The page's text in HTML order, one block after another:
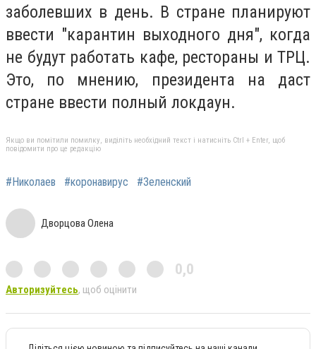
заболевших в день. В стране планируют
ввести "карантин выходного дня", когда
не будут работать кафе, рестораны и ТРЦ.
Это, по мнению, президента на даст
стране ввести полный локдаун.
Якщо ви помітили помилку, виділіть необхідний текст і натисніть Ctrl + Enter, щоб
повідомити про це редакцію
#Николаев #коронавирус #Зеленский
Дворцова Олена
0,0
Авторизуйтесь, щоб оцінити